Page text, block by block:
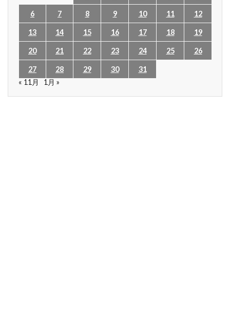
6 7 8 9 10 11 12
13 14 15 16 17 18 19
20 21 22 23 24 25 26
27 28 29 30
31
« 11月
1月 »